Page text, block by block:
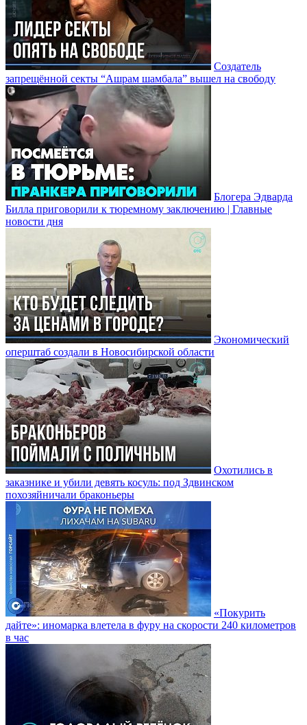
Создатель
запрещённой секты “Ашрам шамбала” вышел на свободу
Блогера Эдварда
Билла приговорили к тюремному заключению | Главные
новости дня
Экономический
оперштаб создали в Новосибирской области
Охотились в
заказнике и убили девять косуль: под Здвинском
похозяйничали браконьеры
«Покурить
дайте»: иномарка влетела в фуру на скорости 240 километров
в час